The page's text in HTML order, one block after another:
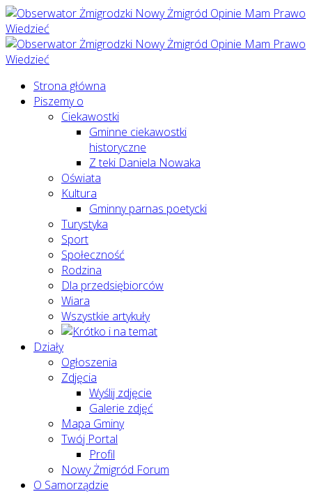
Strona główna
Piszemy o
Ciekawostki
Gminne ciekawostki
historyczne
Z teki Daniela Nowaka
Oświata
Kultura
Gminny parnas poetycki
Turystyka
Sport
Społeczność
Rodzina
Dla przedsiębiorców
Wiara
Wszystkie artykuły
Działy
Ogłoszenia
Zdjęcia
Wyślij zdjęcie
Galerie zdjęć
Mapa Gminy
Twój Portal
Profil
Nowy Żmigród Forum
O Samorządzie